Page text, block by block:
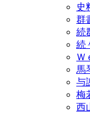
史
群
続
続
Ｗ
馬
与
梅
西